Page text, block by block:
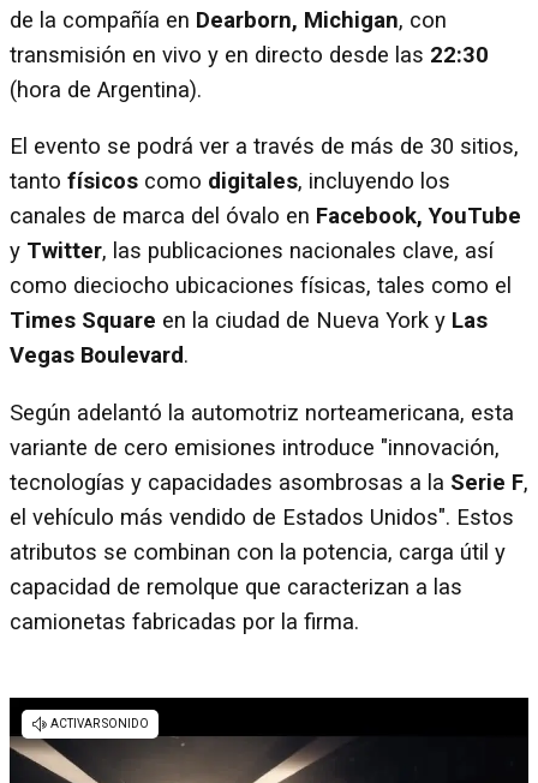
de la compañía en Dearborn, Michigan, con
transmisión en vivo y en directo desde las 22:30
(hora de Argentina).
El evento se podrá ver a través de más de 30 sitios,
tanto físicos como digitales, incluyendo los
canales de marca del óvalo en Facebook, YouTube
y Twitter, las publicaciones nacionales clave, así
como dieciocho ubicaciones físicas, tales como el
Times Square en la ciudad de Nueva York y Las
Vegas Boulevard.
Según adelantó la automotriz norteamericana, esta
variante de cero emisiones introduce "innovación,
tecnologías y capacidades asombrosas a la Serie F,
el vehículo más vendido de Estados Unidos". Estos
atributos se combinan con la potencia, carga útil y
capacidad de remolque que caracterizan a las
camionetas fabricadas por la firma.